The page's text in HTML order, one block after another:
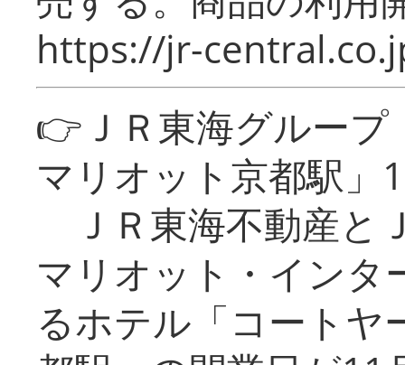
https://jr-
👉ＪＲ東海グルー
マリオット京都駅」
ＪＲ東海不動産と
マリオット・インタ
るホテル「コートヤ